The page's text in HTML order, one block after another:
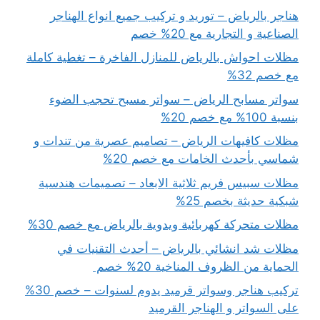
هناجر بالرياض – توريد و تركيب جميع انواع الهناجر
الصناعية و التجارية مع 20% خصم
مظلات احواش بالرياض للمنازل الفاخرة – تغطية كاملة
مع خصم 32%
سواتر مسابح الرياض – سواتر مسبح تحجب الضوء
بنسبة 100% مع خصم 20%
مظلات كافيهات الرياض – تصاميم عصرية من تندات و
شماسي بأحدث الخامات مع خصم 20%
مظلات سبيس فريم ثلاثية الابعاد – تصميمات هندسية
شبكية حديثة بخصم 25%
مظلات متحركة كهربائية ويدوية بالرياض مع خصم 30%
مظلات شد انشائي بالرياض – أحدث التقنيات في
الحماية من الظروف المناخية 20% خصم
تركيب هناجر وسواتر قرميد يدوم لسنوات – خصم 30%
على السواتر و الهناجر القرميد